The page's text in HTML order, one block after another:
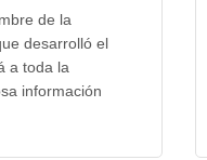
de la
desarrolló el
a toda la
información